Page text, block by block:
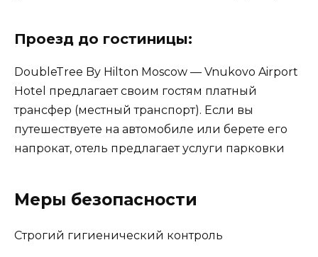
Проезд до гостиницы:
DoubleTree By Hilton Moscow — Vnukovo Airport
Hotel предлагает своим гостям платный
трансфер (местный транспорт). Если вы
путешествуете на автомобиле или берете его
напрокат, отель предлагает услуги парковки
Меры безопасности
Строгий гигиенический контроль